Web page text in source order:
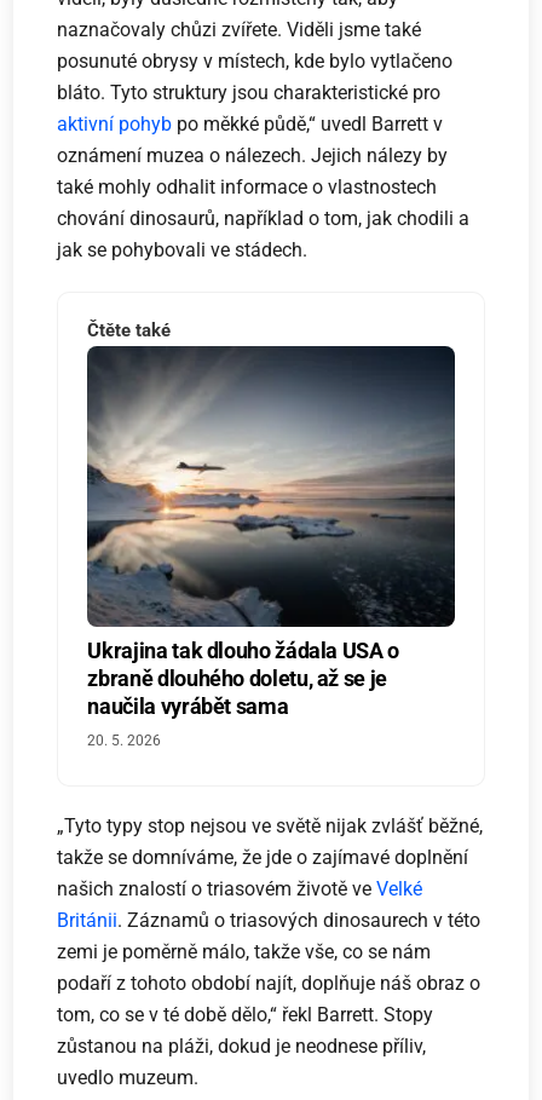
naznačovaly chůzi zvířete. Viděli jsme také
posunuté obrysy v místech, kde bylo vytlačeno
bláto. Tyto struktury jsou charakteristické pro
aktivní pohyb po měkké půdě,“ uvedl Barrett v
oznámení muzea o nálezech. Jejich nálezy by
také mohly odhalit informace o vlastnostech
chování dinosaurů, například o tom, jak chodili a
jak se pohybovali ve stádech.
Čtěte také
Ukrajina tak dlouho žádala USA o
zbraně dlouhého doletu, až se je
naučila vyrábět sama
20. 5. 2026
„Tyto typy stop nejsou ve světě nijak zvlášť běžné,
takže se domníváme, že jde o zajímavé doplnění
našich znalostí o triasovém životě veVelké
Británii. Záznamů o triasových dinosaurech v této
zemi je poměrně málo, takže vše, co se nám
podaří z tohoto období najít, doplňuje náš obraz o
tom, co se v té době dělo,“ řekl Barrett. Stopy
zůstanou na pláži, dokud je neodnese příliv,
uvedlo muzeum.